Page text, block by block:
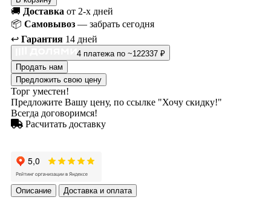
🚚 Доставка от 2-х дней
📦 Самовывоз — забрать сегодня
↩️ Гарантия 14 дней
4 платежа по ~122337 ₽
Продать нам
Предложить свою цену
Торг уместен!
Предложите Вашу цену, по ссылке "Хочу скидку!"
Всегда договоримся!
Расчитать доставку
Описание Доставка и оплата